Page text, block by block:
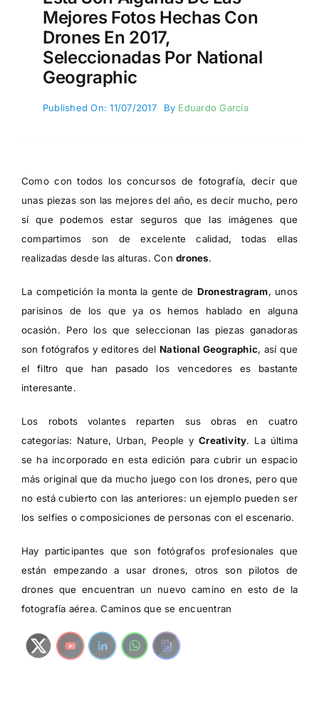
Mejores Fotos Hechas Con
Drones En 2017,
Seleccionadas Por National
Geographic
Published On: 11/07/2017 By Eduardo García
Como con todos los concursos de fotografía, decir que
unas piezas son las mejores del año, es decir mucho, pero
sí que podemos estar seguros que las imágenes que
compartimos son de excelente calidad, todas ellas
realizadas desde las alturas. Condrones.
La competición la monta la gente de Dronestragram, unos
parisinos de los que ya os hemos hablado en alguna
ocasión. Pero los que seleccionan las piezas ganadoras
son fotógrafos y editores delNational Geographic, así que
el filtro que han pasado los vencedores es bastante
interesante.
Los robots volantes reparten sus obras en cuatro
categorías: Nature, Urban, People yCreativity. La última
se ha incorporado en esta edición para cubrir un espacio
más original que da mucho juego con los drones, pero que
no está cubierto con las anteriores: un ejemplo pueden ser
los selfies o composiciones de personas con el escenario.
Hay participantes que son fotógrafos profesionales que
están empezando a usar drones, otros son pilotos de
drones que encuentran un nuevo camino en esto de la
fotografía aérea. Caminos que se encuentran